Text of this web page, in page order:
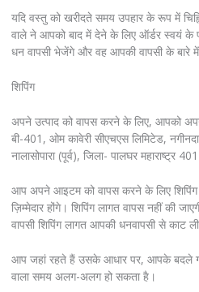
यदि वस्तु को खरीदते समय उपहार के रूप में
वाले ने आपको बाद में देने के लिए ऑर्डर स्वयं के
धन वापसी भेजेंगे और वह आपकी वापसी के बारे में
शिपिंग
अपने उत्पाद को वापस करने के लिए, आपको
बी-401, ओम कावेरी सीएचएस लिमिटेड,
नालासोपारा (पूर्व), जिला- पालघर महाराष्ट्र
आप अपने आइटम को वापस करने के लिए
ज़िम्मेदार होंगे। शिपिंग लागत वापस नहीं की
वापसी शिपिंग लागत आपकी धनवापसी से काट ली
आप जहां रहते हैं उसके आधार पर, आपके बदले
वाला समय अलग-अलग हो सकता है।